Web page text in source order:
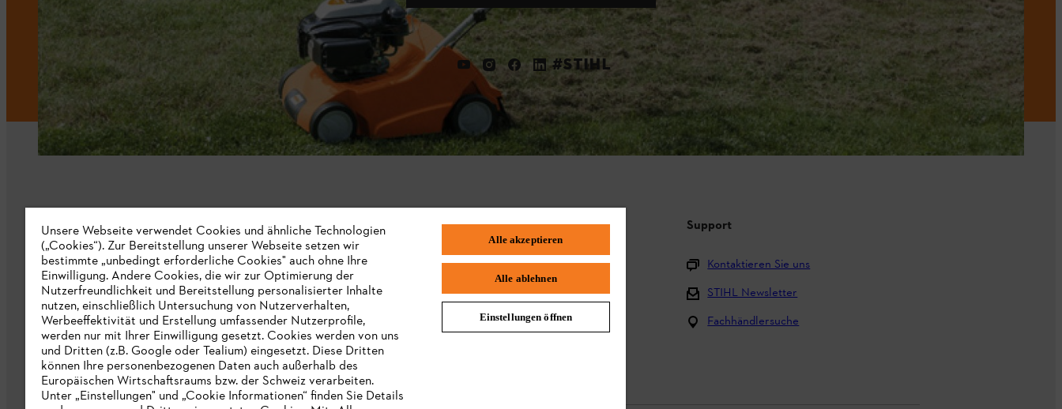
#STIHL
Unternehmen
Über uns
Katalog
Informationen für Lieferanten
STIHL Hinweisgebersystem
Häufig gestellte Fragen
Sortiment
Batterien und elektrische Geräte
Bedienungsanleitungen
Support
Kontaktieren Sie uns
STIHL Newsletter
Fachhändlersuche
Unsere Webseite verwendet Cookies und ähnliche Technologien
(„Cookies“). Zur Bereitstellung unserer Webseite setzen wir
bestimmte „unbedingt erforderliche Cookies" auch ohne Ihre
Einwilligung. Andere Cookies, die wir zur Optimierung der
Nutzerfreundlichkeit und Bereitstellung personalisierter Inhalte
nutzen, einschließlich Untersuchung von Nutzerverhalten,
Werbeeffektivität und Erstellung umfassender Nutzerprofile,
werden nur mit Ihrer Einwilligung gesetzt. Cookies werden von uns
und Dritten (z.B. Google oder Tealium) eingesetzt. Diese Dritten
können Ihre personenbezogenen Daten auch außerhalb des
Europäischen Wirtschaftsraums bzw. der Schweiz verarbeiten.
Unter „Einstellungen" und „Cookie Informationen“ finden Sie Details
Alle akzeptieren
Alle ablehnen
Einstellungen öffnen